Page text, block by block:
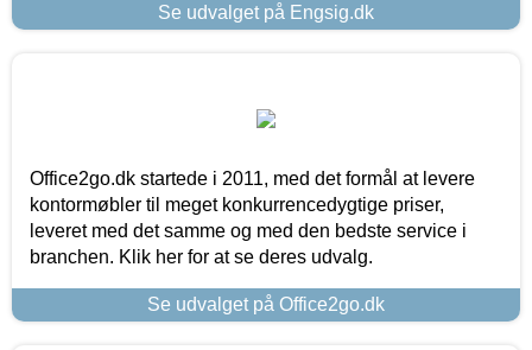
Se udvalget på Engsig.dk
Office2go.dk startede i 2011, med det formål at levere
kontormøbler til meget konkurrencedygtige priser,
leveret med det samme og med den bedste service i
branchen. Klik her for at se deres udvalg.
Se udvalget på Office2go.dk